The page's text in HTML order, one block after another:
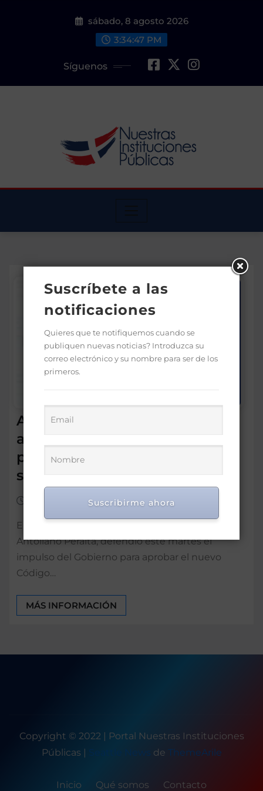
sábado, 8 agosto 2026
3:34:47 PM
Síguenos
Antoliano Peralta defiende
aprobación del Código Penal
pese a falta de consenso
sobre las causales
0
El consultor jurídico del Poder Ejecutivo,
Antoliano Peralta, defendió este martes el
impulso del Gobierno para aprobar el nuevo
Código…
MÁS INFORMACIÓN
Copyright © 2022 | Portal Nuestras Instituciones
Públicas | Seattle News de ThemeArile
Inicio Qué somos Contacto
Suscríbete a las
notificaciones
Quieres que te notifiquemos cuando se
publiquen nuevas noticias? Introduzca su
correo electrónico y su nombre para ser de los
primeros.
Suscribirme ahora